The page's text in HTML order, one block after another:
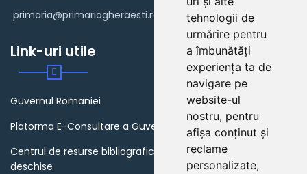
tehnologii de
urmărire pentru
a îmbunătăți
experiența ta de
navigare pe
website-ul
nostru, pentru
afișa conținut și
reclame
personalizate,
primaria@primariagheraesti.ro
Link-uri utile
Guvernul Romaniei
Platorma E-Consultare a Guvernului Romaniei
Centrul de resurse bibliografice in domeniul guvernarii
deschise